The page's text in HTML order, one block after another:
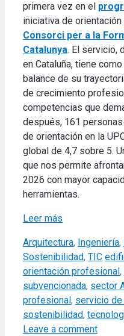
primera vez en el
iniciativa de
Consorci per a la
Catalunya. El servicio,
en Cataluña, tiene
balance de su
de crecimiento
competencias que
después, 161
de orientación en la
global de 4,7 sobre 5.
que nos permite
2026 con mayor
herramientas.
Leer más
Categories
Arquitectura, Ingeniería,
Sostenibilidad, TIC Tags
orientación profesional ,
subvencionada, sector
profesional , servicio
sostenibilidad,
Leave a comment